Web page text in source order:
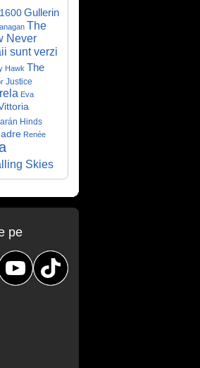
Gullerin
The
Never
sunt verzi
Hawk The
Justice
Eva
Hinds
Renée
Skies
pe